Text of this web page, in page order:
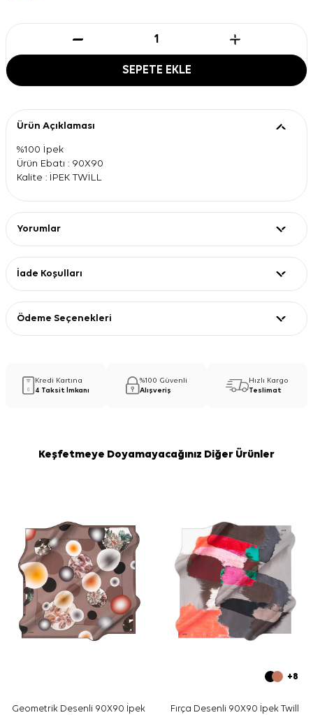
SEPETE EKLE
Ürün Açıklaması
%100 İpek
Ürün Ebatı : 90X90
Kalite : İPEK TWİLL
Yorumlar
İade Koşulları
Ödeme Seçenekleri
Kredi Kartına
4 Taksit İmkanı
%100 Güvenli
Alışveriş
Hızlı Kargo
Teslimat
Keşfetmeye Doyamayacağınız Diğer Ürünler
Geometrik Desenli 90X90 İpek
+8
Fırça Desenli 90X90 İpek Twill